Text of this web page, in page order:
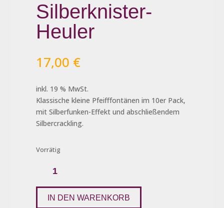
Silberknister-
Heuler
17,00 €
inkl. 19 % MwSt.
Klassische kleine Pfeifffontänen im 10er Pack,
mit Silberfunken-Effekt und abschließendem
Silbercrackling.
Vorrätig
Heuler
IN DEN WARENKORB